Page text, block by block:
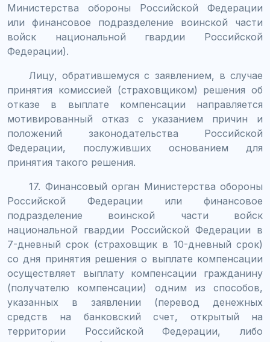
Министерства обороны Российской Федерации
или финансовое подразделение воинской части
войск национальной гвардии Российской
Федерации).
Лицу, обратившемуся с заявлением, в случае
принятия комиссией (страховщиком) решения об
отказе в выплате компенсации направляется
мотивированный отказ с указанием причин и
положений законодательства Российской
Федерации, послуживших основанием для
принятия такого решения.
17. Финансовый орган Министерства обороны
Российской Федерации или финансовое
подразделение воинской части войск
национальной гвардии Российской Федерации в
7-дневный срок (страховщик в 10-дневный срок)
со дня принятия решения о выплате компенсации
осуществляет выплату компенсации гражданину
(получателю компенсации) одним из способов,
указанных в заявлении (перевод денежных
средств на банковский счет, открытый на
территории Российской Федерации, либо